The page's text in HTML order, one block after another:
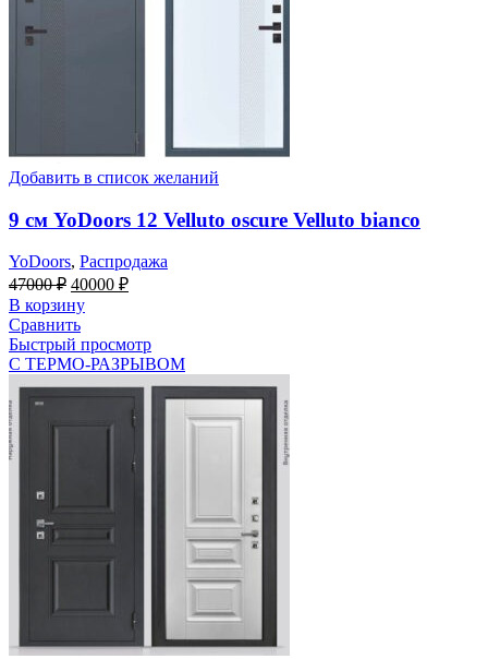
Добавить в список желаний
9 см YoDoors 12 Velluto oscure Velluto bianco
YoDoors, Распродажа
47000₽ Первоначальная
цена
составляла
47000 ₽.
40000 ₽Текущая
В корзину
Сравнить
Быстрый просмотр
С ТЕРМО-РАЗРЫВОМ